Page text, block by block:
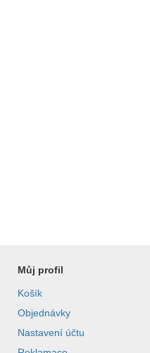
Můj profil
Košík
Objednávky
Nastavení účtu